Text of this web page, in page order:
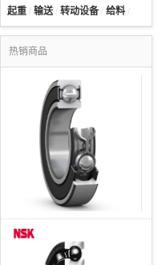
起重 / 输送/ 转动设备 / 给料 /
热销商品